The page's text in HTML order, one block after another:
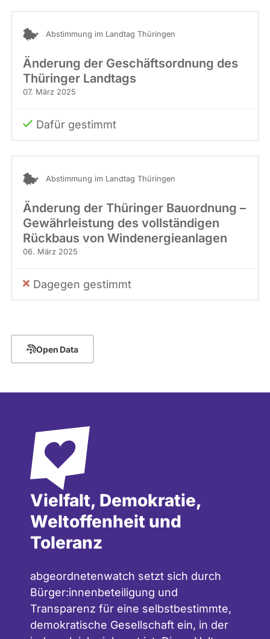
Abstimmung im Landtag Thüringen
Änderung der Geschäftsordnung des
Thüringer Landtags
07. März 2025
Dafür gestimmt
Abstimmung im Landtag Thüringen
Änderung der Thüringer Bauordnung –
Gewährleistung des vollständigen
Rückbaus von Windenergieanlagen
06. März 2025
Dagegen gestimmt
Open Data
Vielfalt, Demokratie,
Weltoffenheit und
Toleranz
abgeordnetenwatch setzt sich durch
Bürger:innenbeteiligung und
Transparenz für eine selbstbestimmte,
demokratische Gesellschaft ein, in der